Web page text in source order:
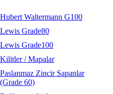
Hubert Waltermann G100
Lewis Grade80
Lewis Grade100
Kilitler / Mapalar
Paslanmaz Zincir Sapanlar
(Grade 60)